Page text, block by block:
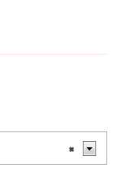
×